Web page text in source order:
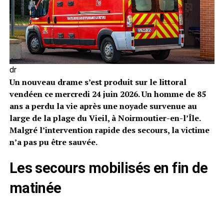
dr
Un nouveau drame s’est produit sur le littoral
vendéen ce mercredi 24 juin 2026. Un homme de 85
ans a perdu la vie après une noyade survenue au
large de la plage du Vieil, à Noirmoutier-en-l’Île.
Malgré l’intervention rapide des secours, la victime
n’a pas pu être sauvée.
Les secours mobilisés en fin de
matinée